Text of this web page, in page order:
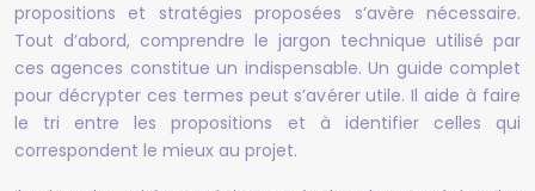
propositions et stratégies proposées s’avère nécessaire.
Tout d’abord, comprendre le jargon technique utilisé par
ces agences constitue un indispensable. Un guide complet
pour décrypter ces termes peut s’avérer utile. Il aide à faire
le tri entre les propositions et à identifier celles qui
correspondent le mieux au projet.